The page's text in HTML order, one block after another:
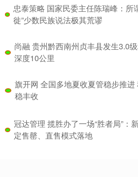
忠泰策略 国家民委主任陈瑞峰：所
徙”少数民族说法极其荒谬
尚融 贵州黔西南州贞丰县发生3.0
深度10公里
旗开网 全国多地夏收夏管稳步推进
稳丰收
冠达管理 揽胜办了一场“胜者局”：
定售罄、直售模式落地